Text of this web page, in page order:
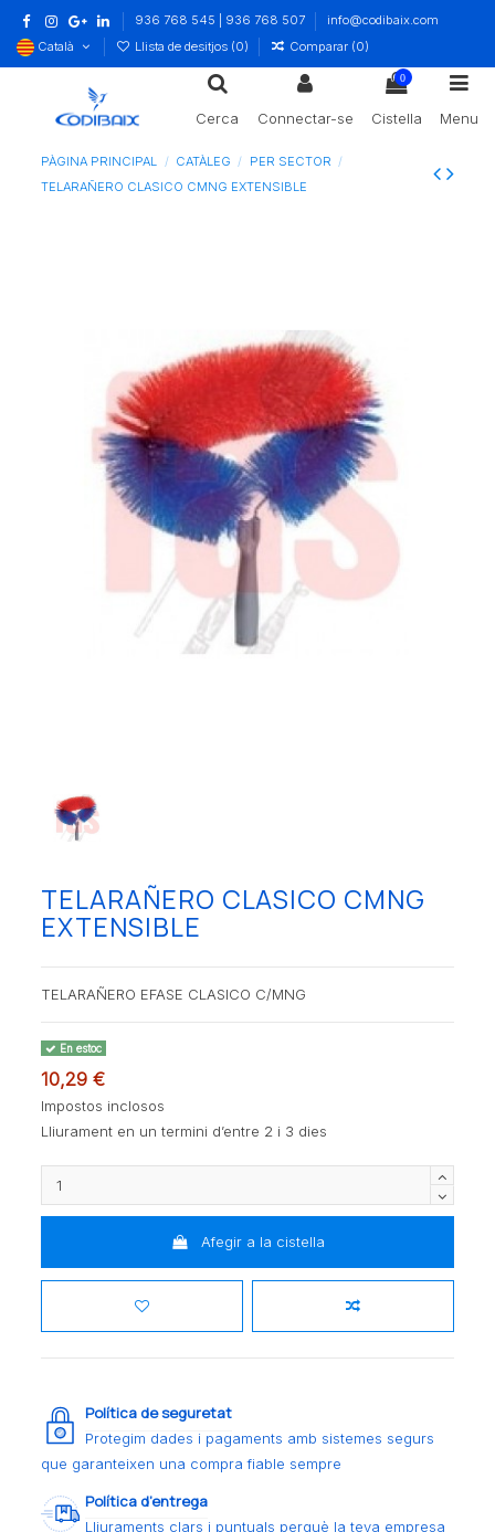
936 768 545 | 936 768 507
info@codibaix.com
Català
Llista de desitjos (0) Comparar (0)
Cerca Connectar-se
0
Cistella Menu
PÀGINA PRINCIPAL CATÀLEG
PER SECTOR
TELARAÑERO CLASICO CMNG EXTENSIBLE
TELARAÑERO CLASICO CMNG
EXTENSIBLE
TELARAÑERO EFASE CLASICO C/MNG
En estoc
10,29 €
Impostos inclosos
Lliurament en un termini d’entre 2 i 3 dies
Afegir a la cistella
Política de seguretat
Protegim dades i pagaments amb sistemes segurs
que garanteixen una compra fiable sempre
Política d’entrega
Lliuraments clars i puntuals perquè la teva empresa